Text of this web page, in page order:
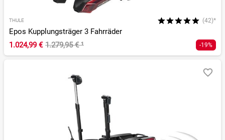
THULE (42)*
Epos Kupplungsträger 3 Fahrräder
1.024,99 € 1.279,95 €¹ -19%